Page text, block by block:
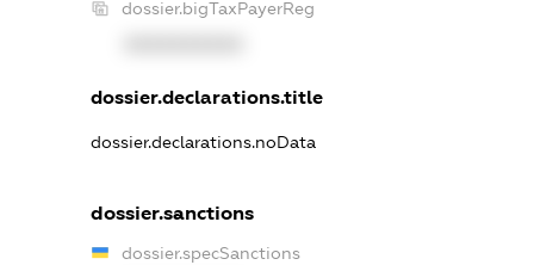
dossier.bigTaxPayerReg
dossier.declarations.title
dossier.declarations.noData
dossier.sanctions
dossier.specSanctions